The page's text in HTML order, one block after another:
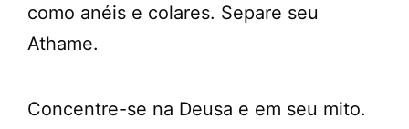
como anéis e colares. Separe seu
Athame.
Concentre-se na Deusa e em seu mito.